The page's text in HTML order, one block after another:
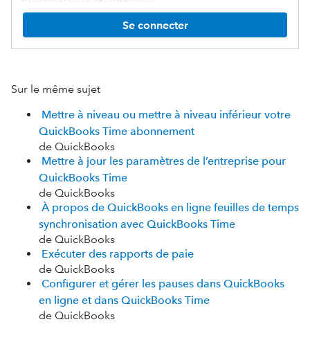
Se connecter
Sur le même sujet
Mettre à niveau ou mettre à niveau inférieur votre
QuickBooks Time abonnement
de QuickBooks
Mettre à jour les paramètres de l’entreprise pour
QuickBooks Time
de QuickBooks
À propos de QuickBooks en ligne feuilles de temps
synchronisation avec QuickBooks Time
de QuickBooks
Exécuter des rapports de paie
de QuickBooks
Configurer et gérer les pauses dans QuickBooks
en ligne et dans QuickBooks Time
de QuickBooks